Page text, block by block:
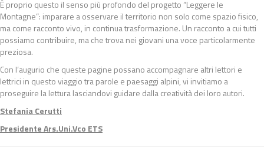
È proprio questo il senso più profondo del progetto “Leggere le
Montagne”: imparare a osservare il territorio non solo come spazio fisico,
ma come racconto vivo, in continua trasformazione. Un racconto a cui tutti
possiamo contribuire, ma che trova nei giovani una voce particolarmente
preziosa.
Con l’augurio che queste pagine possano accompagnare altri lettori e
lettrici in questo viaggio tra parole e paesaggi alpini, vi invitiamo a
proseguire la lettura lasciandovi guidare dalla creatività dei loro autori.
Stefania Cerutti
Presidente Ars.Uni.Vco ETS